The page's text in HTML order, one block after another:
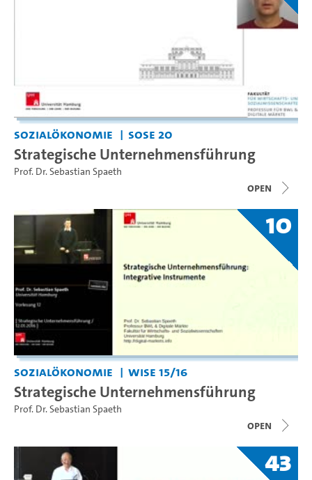
Sozialökonomie SoSe 20
Strategische Unternehmensführung
Prof. Dr. Sebastian Spaeth
open
10
Sozialökonomie WiSe 15/16
Strategische Unternehmensführung
Prof. Dr. Sebastian Spaeth
open
43